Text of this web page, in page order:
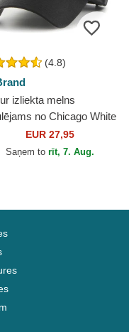
(4.8)
izliekta melns
no Chicago White
MLB no 47 Brand
EUR 27,95
Saņem to rīt, 7. Aug.